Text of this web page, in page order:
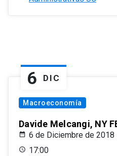
6 DIC
Macroeconomía
Davide Melcangi, NY
6 de Diciembre de 2018
17:00